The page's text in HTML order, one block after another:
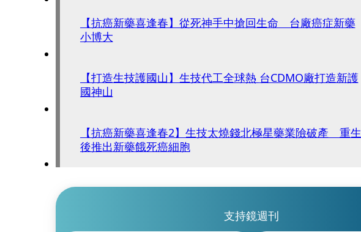
【抗癌新藥喜逢春】從死神手中搶回生命 台廠癌症新藥
小博大
【打造生技護國山】生技代工全球熱 台CDMO廠打造新護
國神山
【抗癌新藥喜逢春2】生技太燒錢北極星藥業險破產 重生
後推出新藥餓死癌細胞
支持鏡週刊